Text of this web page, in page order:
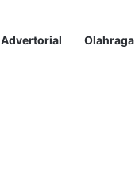
Advertorial Olahraga